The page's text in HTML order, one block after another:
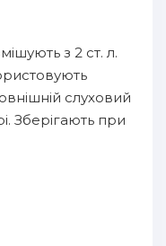
з 2 ст. л.
слуховий
Зберігають при